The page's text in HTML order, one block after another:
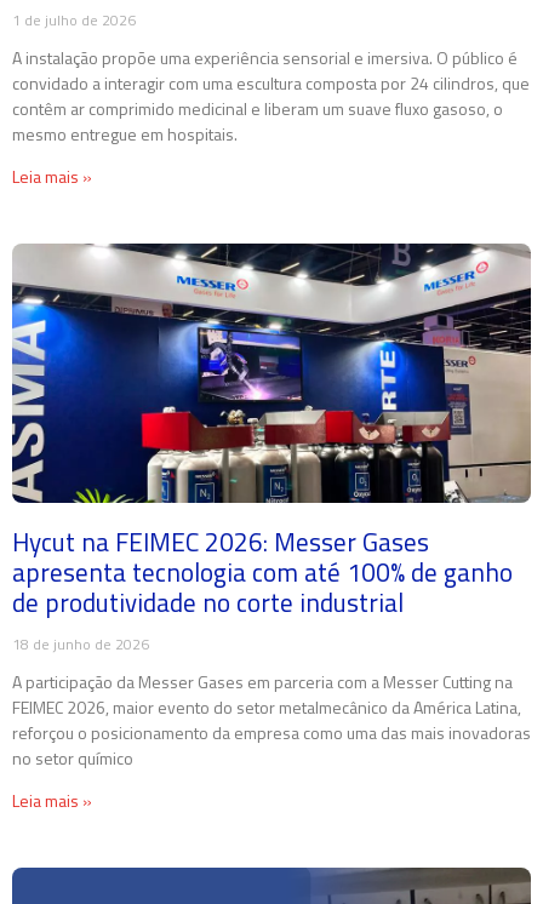
1 de julho de 2026
A instalação propõe uma experiência sensorial e imersiva. O público é
convidado a interagir com uma escultura composta por 24 cilindros, que
contêm ar comprimido medicinal e liberam um suave fluxo gasoso, o
mesmo entregue em hospitais.
Leia mais »
Hycut na FEIMEC 2026: Messer Gases
apresenta tecnologia com até 100% de ganho
de produtividade no corte industrial
18 de junho de 2026
A participação da Messer Gases em parceria com a Messer Cutting na
FEIMEC 2026, maior evento do setor metalmecânico da América Latina,
reforçou o posicionamento da empresa como uma das mais inovadoras
no setor químico
Leia mais »